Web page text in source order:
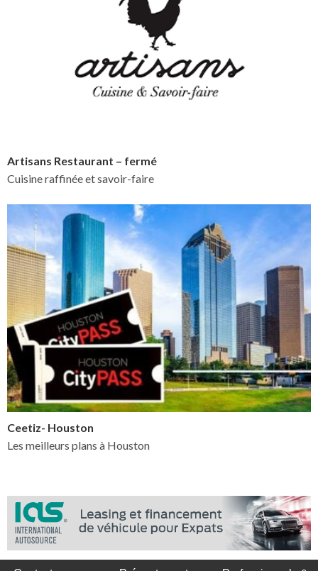
Artisans Restaurant – fermé
Cuisine raffinée et savoir-faire
Ceetiz- Houston
Les meilleurs plans à Houston